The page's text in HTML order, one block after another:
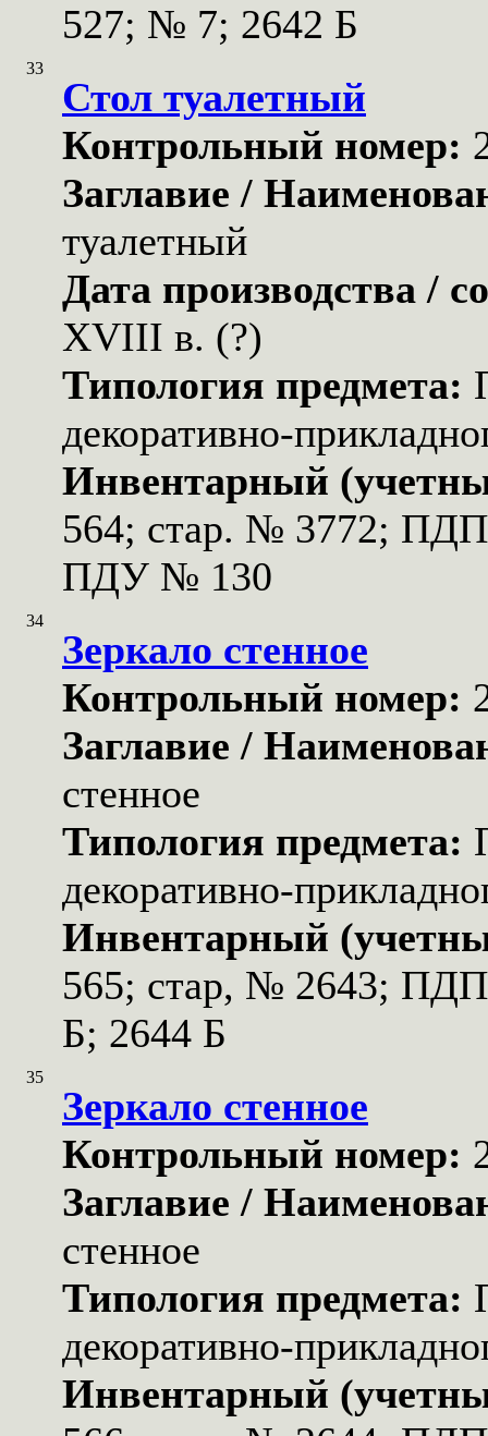
527; № 7; 2642 Б
33
Стол туалетный
Контрольный номер:
Заглавие /
туалетный
Дата производства /
XVIII в. (?)
Типология предмета:
декоративно-
Инвентарный
564; стар. № 3772;
ПДУ № 130
34
Зеркало стенное
Контрольный номер:
Заглавие /
стенное
Типология предмета:
декоративно-
Инвентарный
565; стар, № 2643;
Б; 2644 Б
35
Зеркало стенное
Контрольный номер:
Заглавие /
стенное
Типология предмета:
декоративно-
Инвентарный